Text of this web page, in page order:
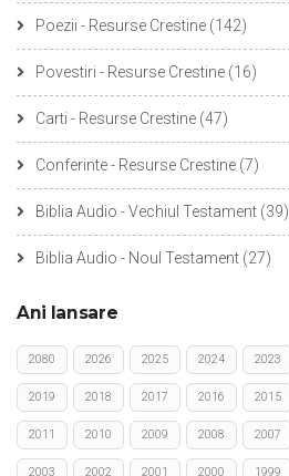
Poezii - Resurse Crestine (142)
Povestiri - Resurse Crestine (16)
Carti - Resurse Crestine (47)
Conferinte - Resurse Crestine (7)
Biblia Audio - Vechiul Testament (39)
Biblia Audio - Noul Testament (27)
Ani lansare
2080 2026 2025 2024 2023
2019 2018 2017 2016 2015
2011 2010 2009 2008 2007
2003 2002 2001 2000 1999